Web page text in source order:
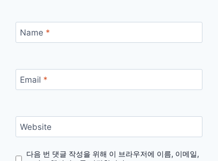
Name *
Email *
Website
다음 번 댓글 작성을 위해 이 브라우저에 이름, 이메일,